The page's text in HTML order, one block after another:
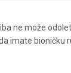
ne može
imate bioničku